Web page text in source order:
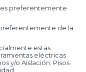
preferentemente
de la
estas
eléctricas
y/o Aislación; Pisos